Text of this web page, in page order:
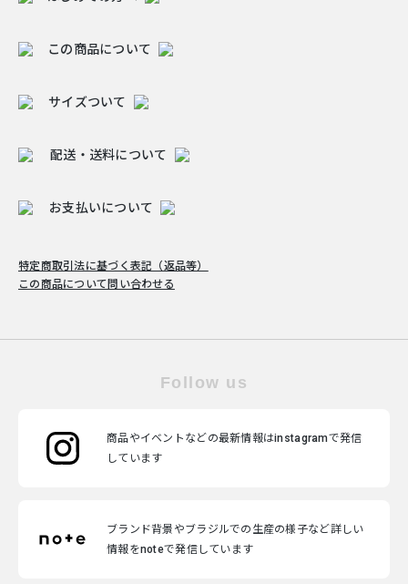
この商品について
サイズついて
配送・送料について
お支払いについて
特定商取引法に基づく表記（返品等）
この商品について問い合わせる
Follow us
商品やイベントなどの最新情報はinstagramで発信
しています
ブランド背景やブラジルでの生産の様子など詳しい
情報をnoteで発信しています